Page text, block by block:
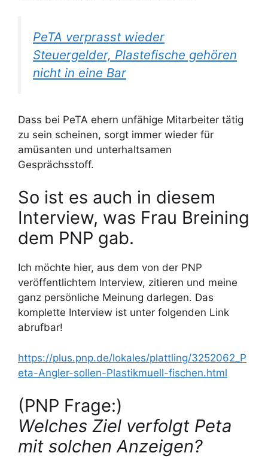
PeTA verprasst wieder
Steuergelder, Plastefische gehören
nicht in eine Bar
Dass bei PeTA ehern unfähige Mitarbeiter tätig
zu sein scheinen, sorgt immer wieder für
amüsanten und unterhaltsamen
Gesprächsstoff.
So ist es auch in diesem
Interview, was Frau Breining
dem PNP gab.
Ich möchte hier, aus dem von der PNP
veröffentlichtem Interview, zitieren und meine
ganz persönliche Meinung darlegen. Das
komplette Interview ist unter folgenden Link
abrufbar!
https://plus.pnp.de/lokales/plattling/3252062_P
eta-Angler-sollen-Plastikmuell-fischen.html
(PNP Frage:)
Welches Ziel verfolgt Peta
mit solchen Anzeigen?